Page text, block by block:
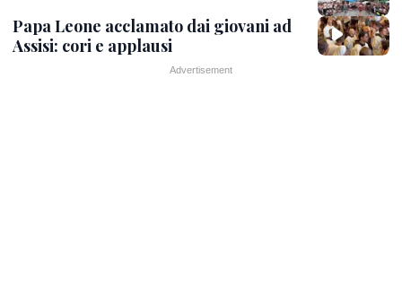
Papa Leone acclamato dai giovani ad
Assisi: cori e applausi